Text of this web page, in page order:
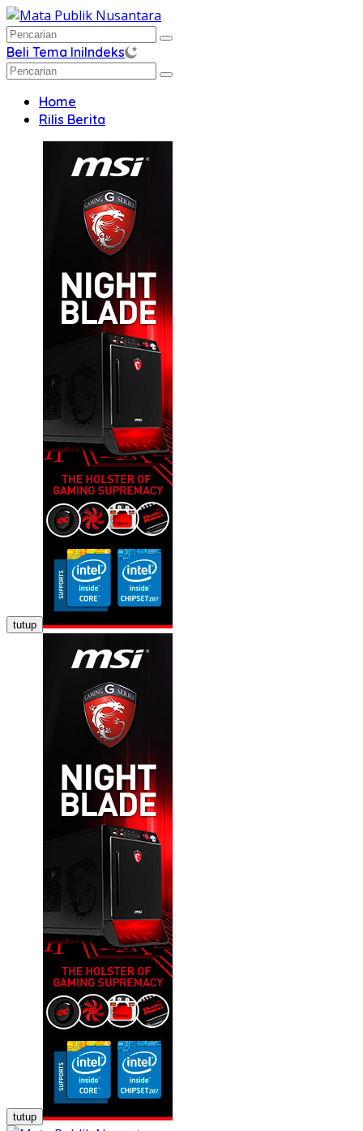
Langsung
ke
konten
Beli Tema IniIndeks
Home
Rilis Berita
tutup
tutup